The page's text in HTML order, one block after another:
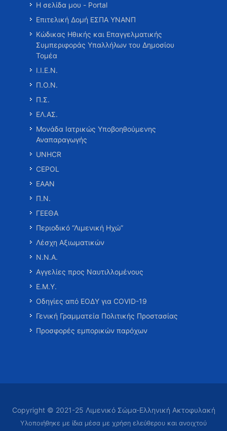
Η σελίδα μου - Portal
Επιτελική Δομή ΕΣΠΑ ΥΝΑΝΠ
Κώδικας Ηθικής και Επαγγελματικής
Συμπεριφοράς Υπαλλήλων του Δημοσίου
Τομέα
Ι.Ι.Ε.Ν.
Π.Ο.Ν.
Π.Σ.
ΕΛ.ΑΣ.
Μονάδα Ιατρικώς Υποβοηθούμενης
Αναπαραγωγής
UNHCR
CEPOL
ΕΑΑΝ
Π.Ν.
ΓΕΕΘΑ
Περιοδικό “Λιμενική Ηχώ”
Λέσχη Αξιωματικών
Ν.Ν.Α.
Αγγελίες προς Ναυτιλλομένους
Ε.Μ.Υ.
Οδηγίες από ΕΟΔΥ για COVID-19
Γενική Γραμματεία Πολιτικής Προστασίας
Προσφορές εμπορικών παρόχων
Copyright © 2021-25 Λιμενικό Σώμα-Ελληνική Ακτοφυλακή
Υλοποιήθηκε με ίδια μέσα με χρήση ελεύθερου και ανοιχτού